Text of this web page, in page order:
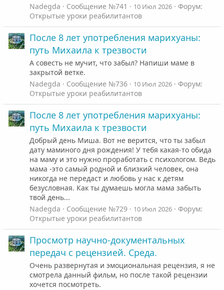
Nadegda
Сообщение №741 10 Июл 2026
Форум:
Открытые уроки реабилитантов
После 8 лет употребления марихуаны:
путь Михаила к трезвости
А совесть не мучит, что забыл? Напиши маме в
закрытой ветке.
Nadegda
Сообщение №736 10 Июл 2026
Форум:
Открытые уроки реабилитантов
После 8 лет употребления марихуаны:
путь Михаила к трезвости
Добрый день Миша. Вот не верится, что ты забыл
дату маминого дня рождения! У тебя какая-то обида
на маму и это нужно проработать с психологом. Ведь
мама -это самый родной и близкий человек, она
никогда не передаст и любовь у нас к детям
безусловная. Как ты думаешь могла мама забыть
твой день...
Nadegda
Сообщение №729 10 Июл 2026
Форум:
Открытые уроки реабилитантов
Просмотр научно-документальных
передач с рецензией. Среда.
Очень развернутая и эмоциональная рецензия, я не
смотрела данный фильм, но после такой рецензии
хочется посмотреть.